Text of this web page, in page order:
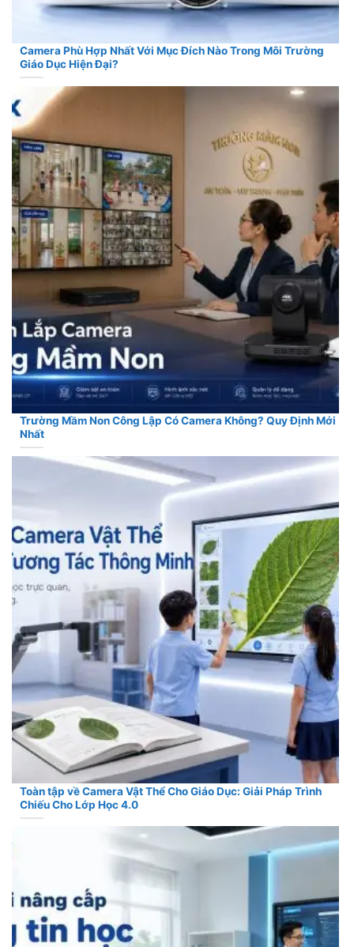
Camera Phù Hợp Nhất Với Mục Đích Nào Trong Môi Trường
Giáo Dục Hiện Đại?
Trường Mầm Non Công Lập Có Camera Không? Quy Định Mới
Nhất
Toàn tập về Camera Vật Thể Cho Giáo Dục: Giải Pháp Trình
Chiếu Cho Lớp Học 4.0